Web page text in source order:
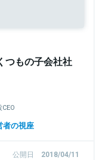
つもの子会社社
株式会社 代表取
者の視座
公開日 2018/04/11